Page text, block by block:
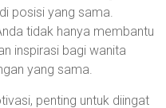
posisi yang sama.
tidak hanya membantu
inspirasi bagi wanita
yang sama.
penting untuk diingat